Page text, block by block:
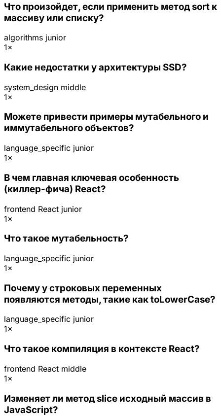
Что произойдет, если применить метод sort к
массиву или списку?
algorithms junior
1×
Какие недостатки у архитектуры SSD?
system_design middle
1×
Можете привести примеры мутабельного и
иммутабельного объектов?
language_specific junior
1×
В чем главная ключевая особенность
(киллер-фича) React?
frontend React junior
1×
Что такое мутабельность?
language_specific junior
1×
Почему у строковых переменных
появляются методы, такие как toLowerCase?
language_specific junior
1×
Что такое компиляция в контексте React?
frontend React middle
1×
Изменяет ли метод slice исходный массив в
JavaScript?